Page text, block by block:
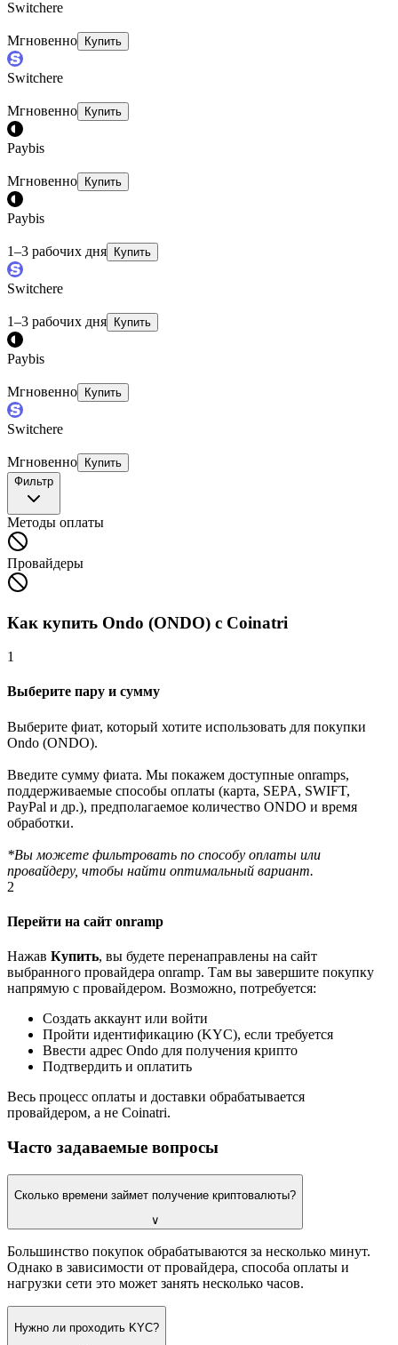
Switchere
Мгновенно Купить
Switchere
Мгновенно Купить
Paybis
Мгновенно Купить
Paybis
1–3 рабочих дня Купить
Switchere
1–3 рабочих дня Купить
Paybis
Мгновенно Купить
Switchere
Мгновенно
Купить
Фильтр
Методы оплаты
Провайдеры
Как купить Ondo (ONDO) с Coinatri
1
Выберите пару и сумму
Выберите фиат, который хотите использовать для покупки
Ondo (ONDO).
Введите сумму фиата. Мы покажем доступные onramps,
поддерживаемые способы оплаты (карта, SEPA, SWIFT,
PayPal и др.), предполагаемое количество ONDO и время
обработки.
*Вы можете фильтровать по способу оплаты или
провайдеру, чтобы найти оптимальный вариант.
2
Перейти на сайт onramp
Нажав Купить, вы будете перенаправлены на сайт
выбранного провайдера onramp. Там вы завершите покупку
напрямую с провайдером. Возможно, потребуется:
Создать аккаунт или войти
Пройти идентификацию (KYC), если требуется
Ввести адрес Ondo для получения крипто
Подтвердить и оплатить
Весь процесс оплаты и доставки обрабатывается
провайдером, а не Coinatri.
Часто задаваемые вопросы
Сколько времени займет получение криптовалюты?
∨
Большинство покупок обрабатываются за несколько минут.
Однако в зависимости от провайдера, способа оплаты и
нагрузки сети это может занять несколько часов.
Нужно ли проходить KYC?